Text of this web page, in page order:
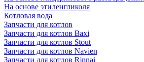
На основе этиленгликоля
Котловая вода
Запчасти для котлов
Запчасти для котлов Baxi
Запчасти для котлов Stout
Запчасти для котлов Navien
Запчасти для котлов Rinnai